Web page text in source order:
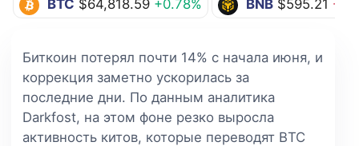
BTC $64,818.59 +0.78% BNB $595.21 -
Биткоин потерял почти 14% с начала июня, и
коррекция заметно ускорилась за
последние дни. По данным аналитика
Darkfost, на этом фоне резко выросла
активность китов, которые переводят BTC